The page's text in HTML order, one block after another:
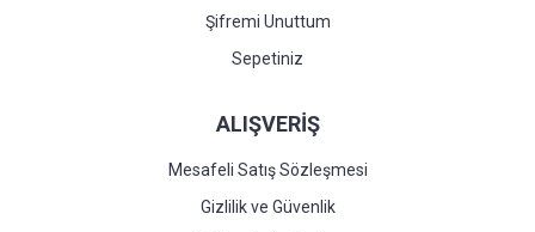
Şifremi Unuttum
Sepetiniz
ALIŞVERİŞ
Mesafeli Satış Sözleşmesi
Gizlilik ve Güvenlik